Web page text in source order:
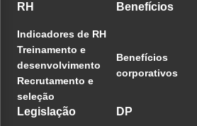
RH
Indicadores de RH
Treinamento e
desenvolvimento
Recrutamento e
seleção
Benefícios
Benefícios
corporativos
Legislação DP